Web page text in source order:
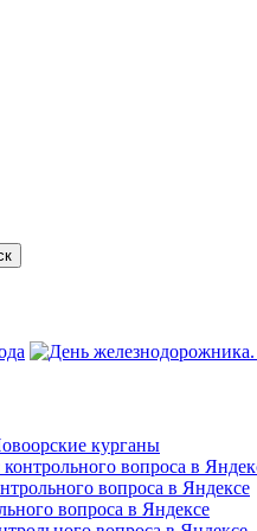
курганы
вопроса в
вопроса в Яндексе
вопроса в Яндексе